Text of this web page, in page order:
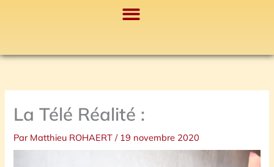
La Télé Réalité :
Par Matthieu ROHAERT/ 19 novembre 2020